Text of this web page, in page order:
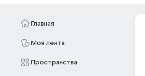
Главная
Моя лента
Пространства